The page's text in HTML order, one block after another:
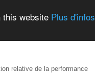
this website Plus
relative de la performance